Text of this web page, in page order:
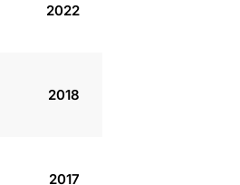
2022
2018
2017